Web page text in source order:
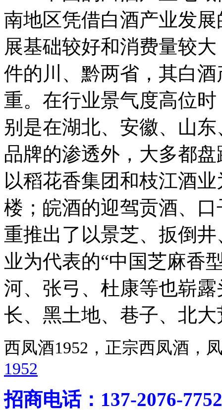
南地区凭借白酒产业发
展基础较好和消费量较
件的川、黔两省，其白
重。在行业景气度高位
别是在湖北、安徽、山
品牌的渗透外，大多都
以稻花香集团和枝江酒
楼；皖酒的迎驾贡酒、
重推出了以景芝、扳倒
业为代表的“中国芝麻香
河、张弓、杜康等也崭
长、黑土地、巷子、北
西凤酒1952，正宗西凤酒
1952
招商电话：137-2076-7752